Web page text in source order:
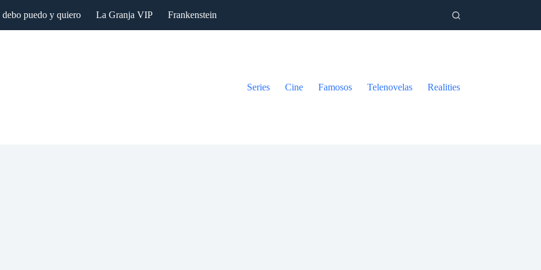
puedo y quiero La Granja VIP Frankenstein
Series Cine Famosos Telenovelas Realities